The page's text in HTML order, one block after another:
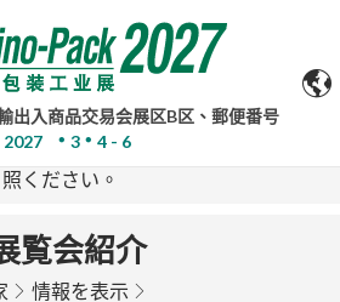
翻訳は参考情報であり、不正確な
明な点がある場合は、原文をご参
照ください。
出入商品交易会展区B区、郵便番号
2027
3 4 - 6
覧会紹介
情報を表示